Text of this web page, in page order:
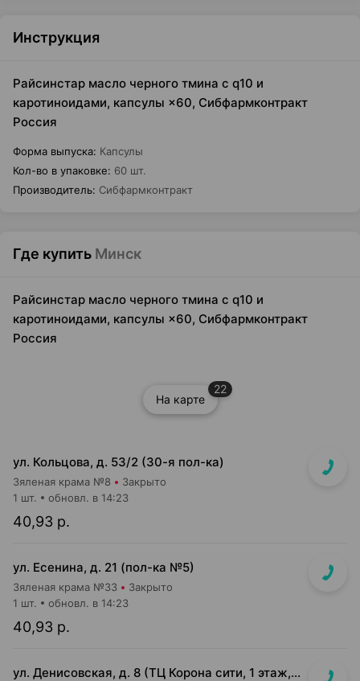
Инструкция
Райсинстар масло черного тмина с q10 и
каротиноидами, капсулы ×60, Сибфармконтракт
Россия
Форма выпуска: Капсулы
Кол-во в упаковке: 60 шт.
Производитель: Сибфармконтракт
Где купить Минск
Райсинстар масло черного тмина с q10 и
каротиноидами, капсулы ×60, Сибфармконтракт
Россия
На карте
22
ул. Кольцова, д. 53/2 (30-я пол-ка)
Зяленая крама №8 Закрыто
40,93 р.
1 шт. обновл. в 14:23
ул. Есенина, д. 21 (пол-ка №5)
Зяленая крама №33 Закрыто
40,93 р.
1 шт. обновл. в 14:23
ул. Денисовская, д. 8 (ТЦ Корона сити, 1 этаж, "островок" возле м-на "5 элемент")